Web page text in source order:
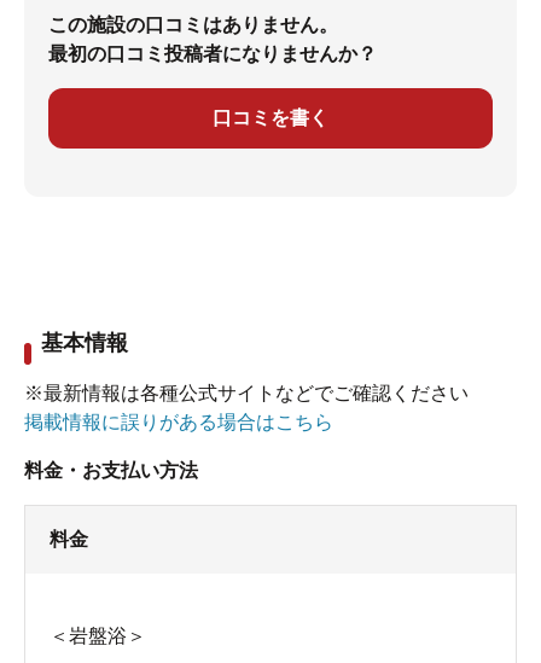
この施設の口コミはありません。
最初の口コミ投稿者になりませんか？
口コミを書く
基本情報
※最新情報は各種公式サイトなどでご確認ください
掲載情報に誤りがある場合はこちら
料金・お支払い方法
料金
＜岩盤浴＞